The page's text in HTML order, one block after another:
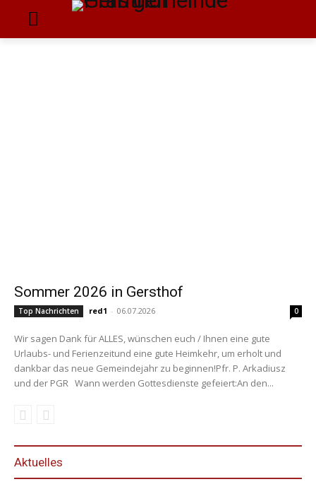
Sommer 2026 in Gersthof
Top Nachrichten red1 - 06.07.2026 0
Wir sagen Dank für ALLES, wünschen euch / Ihnen eine gute
Urlaubs- und Ferienzeitund eine gute Heimkehr, um erholt und
dankbar das neue Gemeindejahr zu beginnen!Pfr. P. Arkadiusz
und der PGR Wann werden Gottesdienste gefeiert:An den...
Aktuelles